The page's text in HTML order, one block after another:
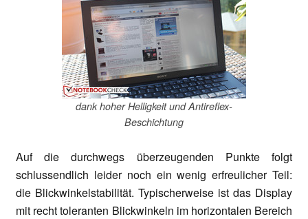
dank hoher Helligkeit und Antireflex-
Beschichtung
Auf die durchwegs überzeugenden Punkte folgt
schlussendlich leider noch ein wenig erfreulicher Teil:
die Blickwinkelstabilität. Typischerweise ist das Display
mit recht toleranten Blickwinkeln im horizontalen Bereich